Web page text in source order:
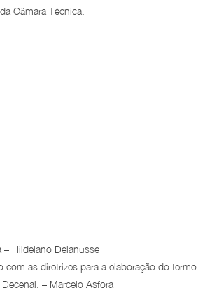
Câmara Técnica.
Hildelano Delanusse
as diretrizes para a elaboração do
– Marcelo Asfora